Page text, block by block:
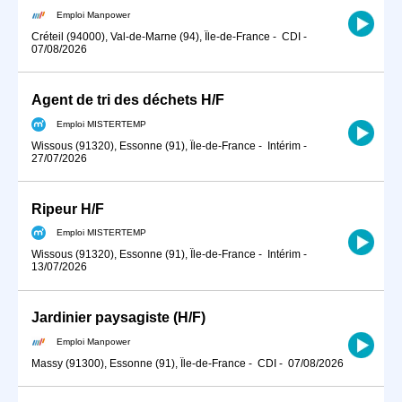
Emploi Manpower
Créteil (94000), Val-de-Marne (94), Île-de-France - CDI -
07/08/2026
Agent de tri des déchets H/F
Emploi MISTERTEMP
Wissous (91320), Essonne (91), Île-de-France - Intérim -
27/07/2026
Ripeur H/F
Emploi MISTERTEMP
Wissous (91320), Essonne (91), Île-de-France - Intérim -
13/07/2026
Jardinier paysagiste (H/F)
Emploi Manpower
Massy (91300), Essonne (91), Île-de-France - CDI - 07/08/2026